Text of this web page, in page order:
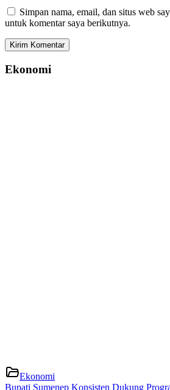
Simpan nama, email, dan situs web
untuk komentar saya berikutnya.
Ekonomi
Ekonomi
Bupati Sumenep Konsisten Dukung